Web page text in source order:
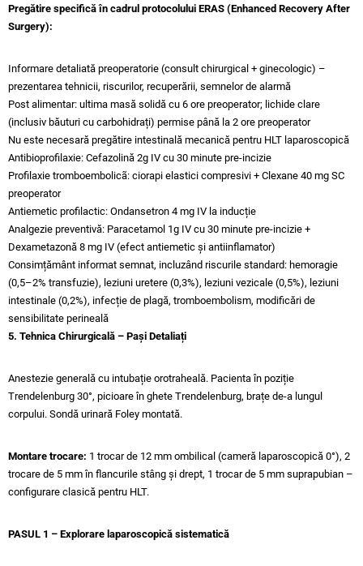
Pregătire specifică în cadrul protocolului ERAS (Enhanced Recovery After
Surgery):
Informare detaliată preoperatorie (consult chirurgical + ginecologic) –
prezentarea tehnicii, riscurilor, recuperării, semnelor de alarmă
Post alimentar: ultima masă solidă cu 6 ore preoperator; lichide clare
(inclusiv băuturi cu carbohidrați) permise până la 2 ore preoperator
Nu este necesară pregătire intestinală mecanică pentru HLT laparoscopică
Antibioprofilaxie: Cefazolină 2g IV cu 30 minute pre-incizie
Profilaxie tromboembolicã: ciorapi elastici compresivi + Clexane 40 mg SC
preoperator
Antiemetic profilactic: Ondansetron 4 mg IV la inducție
Analgezie preventivă: Paracetamol 1g IV cu 30 minute pre-incizie +
Dexametazonă 8 mg IV (efect antiemetic și antiinflamator)
Consimțământ informat semnat, incluzând riscurile standard: hemoragie
(0,5–2% transfuzie), leziuni uretere (0,3%), leziuni vezicale (0,5%), leziuni
intestinale (0,2%), infecție de plagă, tromboembolism, modificări de
sensibilitate perineală
5. Tehnica Chirurgicală – Pași Detaliați
Anestezie generală cu intubație orotraheală. Pacienta în poziție
Trendelenburg 30°, picioare în ghete Trendelenburg, brațe de-a lungul
corpului. Sondă urinară Foley montată.
Montare trocare: 1 trocar de 12 mm ombilical (cameră laparoscopică 0°), 2
trocare de 5 mm în flancurile stâng și drept, 1 trocar de 5 mm suprapubian –
configurare clasică pentru HLT.
PASUL 1 – Explorare laparoscopică sistematică